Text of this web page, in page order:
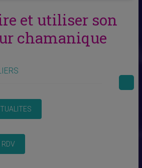
et utiliser son
chamanique